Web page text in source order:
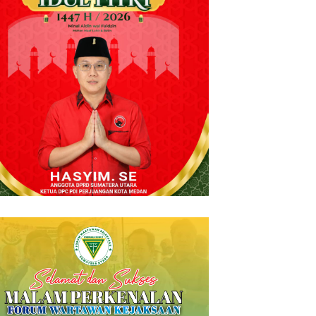
Syam Ahza
Ingin Raih Prestasi Pilih
Petanque Demi
Orang Tua
Ketum KONI Sumut Nyatakan
Catur SIWO PWI-STOK Bina
Guna Piala Ketua PWI Sumut H
Farianda Putra Sinik